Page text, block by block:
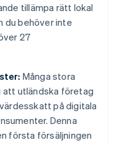
tillämpa rätt lokal
du behöver inte
27
Många stora
att utländska företag
på digitala
Denna
första försäljningen